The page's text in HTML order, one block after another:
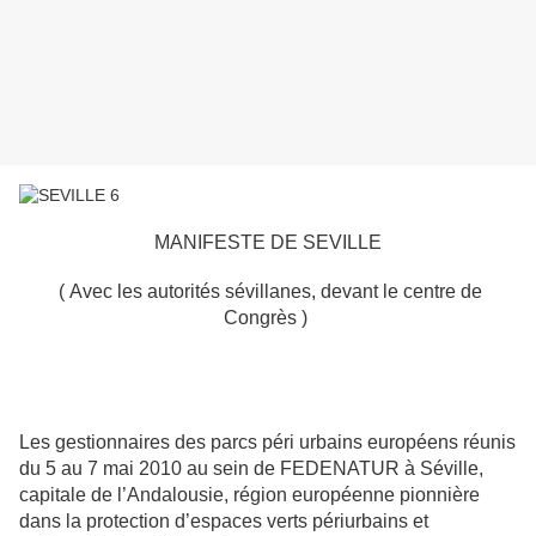
MANIFESTE DE SEVILLE
( Avec les autorités sévillanes, devant le centre de
Congrès )
Les gestionnaires des parcs péri urbains européens réunis
du 5 au 7 mai 2010 au sein de FEDENATUR à Séville,
capitale de l’Andalousie, région européenne pionnière
dans la protection d’espaces verts périurbains et